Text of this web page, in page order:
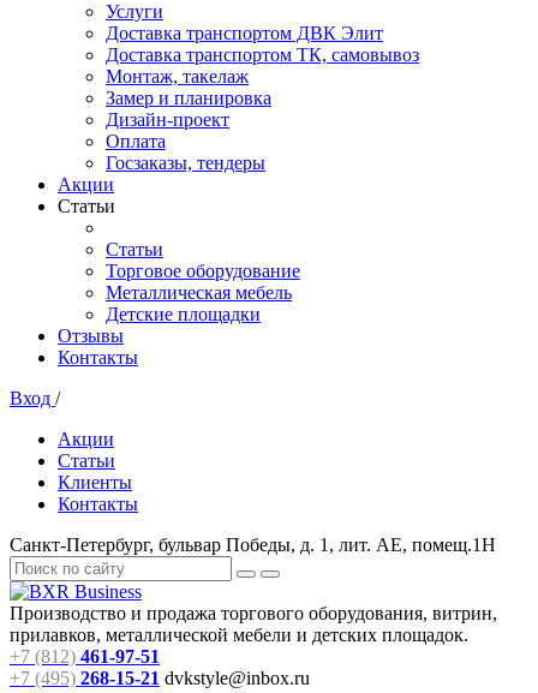
Услуги
Доставка транспортом ДВК Элит
Доставка транспортом ТК, самовывоз
Монтаж, такелаж
Замер и планировка
Дизайн-проект
Оплата
Госзаказы, тендеры
Акции
Статьи
Статьи
Торговое оборудование
Металлическая мебель
Детские площадки
Отзывы
Контакты
Вход /
Акции
Статьи
Клиенты
Контакты
Санкт-Петербург, бульвар Победы, д. 1, лит. АЕ, помещ.1Н
Производство и продажа торгового оборудования, витрин,
прилавков, металлической мебели и детских площадок.
+7 (812) 461-97-51
+7 (495) 268-15-21 dvkstyle@inbox.ru